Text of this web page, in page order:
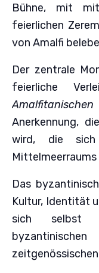
Bühne, mit
feierlichen
von Amalfi
Der zentrale
feierliche
Anerkennung,
wird, die
Das
Kultur, Identität
sich selbst